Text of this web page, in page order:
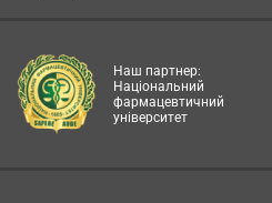
Наш партнер:
Національний
фармацевтичний
університет